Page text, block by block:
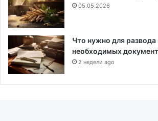
05.05.2026
Что нужно для
необходимых
2 недели ago